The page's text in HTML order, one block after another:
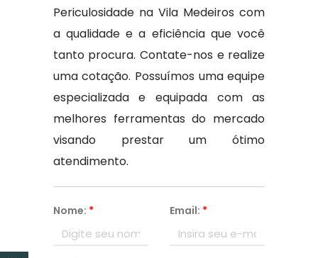
Periculosidade na Vila Medeiros com
a qualidade e a eficiência que você
tanto procura. Contate-nos e realize
uma cotação. Possuímos uma equipe
especializada e equipada com as
melhores ferramentas do mercado
visando prestar um ótimo
atendimento.
Nome: * Email: *